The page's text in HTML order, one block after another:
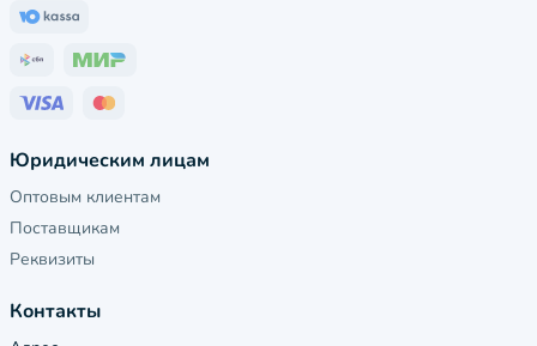
Юридическим лицам
Оптовым клиентам
Поставщикам
Реквизиты
Контакты